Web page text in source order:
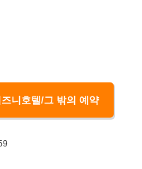
즈니호텔/그 밖의 예약